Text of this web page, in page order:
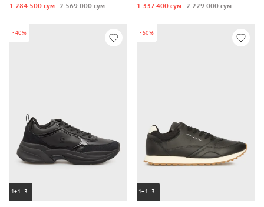
1 284 500 сум 2 569 000 сум 1 337 400 сум 2 229 000 сум
-40%
1+1=3
-50%
1+1=3